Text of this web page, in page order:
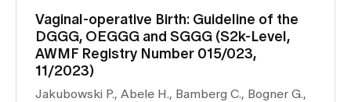
Aktuelles
Jobs & Karriere
Vaginal-operative Birth: Guideline of the
DGGG, OEGGG and SGGG (S2k-Level,
AWMF Registry Number 015/023,
11/2023)
Jakubowski P., Abele H., Bamberg C., Bogner G.,